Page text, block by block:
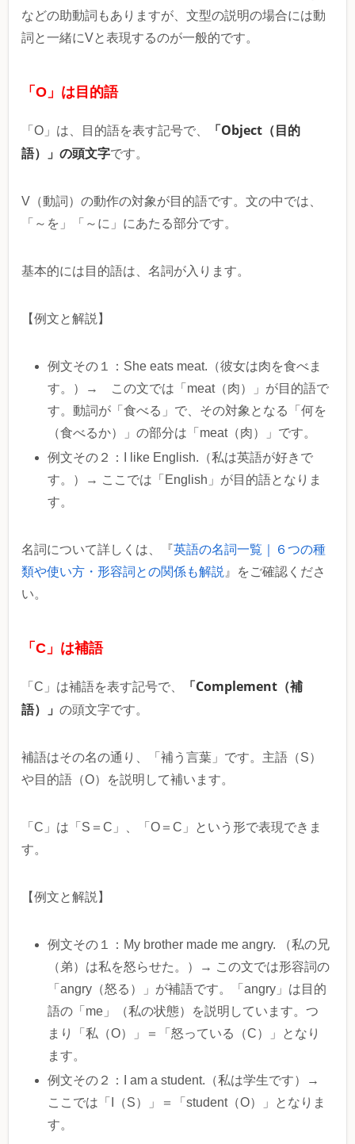
などの助動詞もありますが、文型の説明の場合には動
詞と一緒にVと表現するのが一般的です。
「O」は目的語
「O」は、目的語を表す記号で、
「Object（目的
語）」の頭文字です。
V（動詞）の動作の対象が目的語です。文の中では、
「～を」「～に」にあたる部分です。
基本的には目的語は、名詞が入ります。
【例文と解説】
例文その１：She eats meat.（彼女は肉を食べま
す。）→ この文では「meat（肉）」が目的語で
す。動詞が「食べる」で、その対象となる「何を
（食べるか）」の部分は「meat（肉）」です。
例文その２：I like English.（私は英語が好きで
す。）→ ここでは「English」が目的語となりま
す。
名詞について詳しくは、『英語の名詞一覧｜６つの種
類や使い方・形容詞との関係も解説 』をご確認くださ
い。
「C」は補語
「C」は補語を表す記号で、
「Complement（補
語）」 の頭文字です。
補語はその名の通り、「補う言葉」です。主語（S）
や目的語（O）を説明して補います。
「C」は「S＝C」、「O＝C」という形で表現できま
す。
【例文と解説】
例文その１：My brother made me angry. （私の兄
（弟）は私を怒らせた。）→ この文では形容詞の
「angry（怒る）」が補語です。「angry」は目的
語の「me」（私の状態）を説明しています。つ
まり「私（O）」＝「怒っている（C）」となり
ます。
例文その２：I am a student.（私は学生です）→
ここでは「I（S）」＝「student（O）」となりま
す。